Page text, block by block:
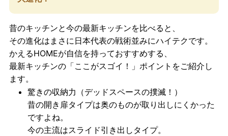
昔のキッチンと今の最新キッチンを比べると、
その進化はまさに日本代表の戦術並みにハイテクです。
かえるHOMEが自信を持っておすすめする、
最新キッチンの「ここがスゴイ！」ポイントをご紹介し
ます。
驚きの収納力（デッドスペースの撲滅！）
昔の開き扉タイプは奥のものが取り出しにくかった
ですよね。
今の主流はスライド引き出しタイプ。